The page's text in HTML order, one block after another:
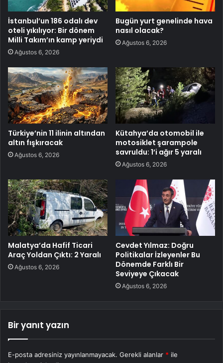
İstanbul’un 186 odalı dev
oteli yıkılıyor: Bir dönem
Milli Takım’ın kamp yeriydi
Ağustos 6, 2026
Bugün yurt genelinde hava
nasıl olacak?
Ağustos 6, 2026
Türkiye’nin 11 ilinin altından
altın fışkıracak
Ağustos 6, 2026
Kütahya’da otomobil ile
motosiklet şarampole
savruldu: 1’i ağır 5 yaralı
Ağustos 6, 2026
Malatya’da Hafif Ticari
Araç Yoldan Çıktı: 2 Yaralı
Ağustos 6, 2026
Cevdet Yılmaz: Doğru
Politikalar İzleyenler Bu
Dönemde Farklı Bir
Seviyeye Çıkacak
Ağustos 6, 2026
Bir yanıt yazın
E-posta adresiniz yayınlanmayacak. Gerekli alanlar * ile